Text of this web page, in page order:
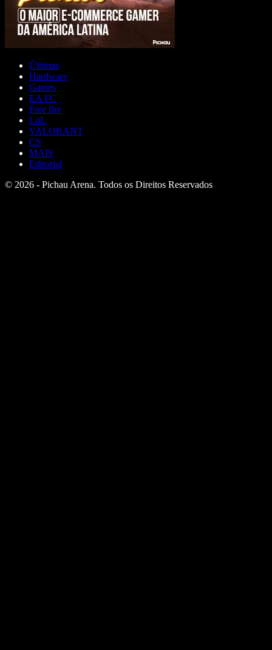
Últimas
Hardware
Games
EA FC
Free fire
LoL
VALORANT
CS
MAIS
Editorial
© 2026 - Pichau Arena. Todos os Direitos Reservados